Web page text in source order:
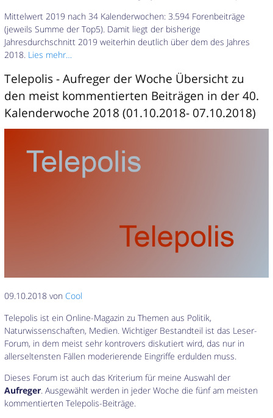
Mittelwert 2019 nach 34 Kalenderwochen: 3.594 Forenbeiträge
(jeweils Summe der Top5). Damit liegt der bisherige
Jahresdurchschnitt 2019 weiterhin deutlich über dem des Jahres
2018. Lies mehr…
Telepolis - Aufreger der Woche Übersicht zu
den meist kommentierten Beiträgen in der 40.
Kalenderwoche 2018 (01.10.2018- 07.10.2018)
09.10.2018 vonCool
Telepolis ist ein Online-Magazin zu Themen aus Politik,
Naturwissenschaften, Medien. Wichtiger Bestandteil ist das Leser-
Forum, in dem meist sehr kontrovers diskutiert wird, das nur in
allerseltensten Fällen moderierende Eingriffe erdulden muss.
Dieses Forum ist auch das Kriterium für meine Auswahl der
Aufreger. Ausgewählt werden in jeder Woche die fünf am meisten
kommentierten Telepolis-Beiträge.